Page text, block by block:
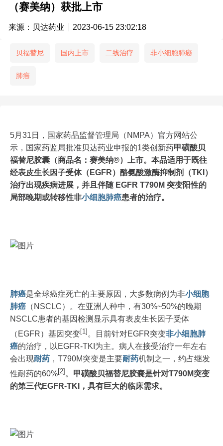
（赛美纳）获批上市
来源：贝达药业 2023-06-15 23:02:18
贝福替尼 国内上市 二线治疗 非小细胞肺癌
肺癌
5月31日，国家药品监督管理局（NMPA）官方网站公
示，国家药监局批准贝达药业申报的1类创新药甲磺酸贝
福替尼胶囊（商品名：赛美纳®）上市。 本品适用于既往
经表皮生长因子受体（EGFR）酪氨酸激酶抑制剂（TKI）
治疗出现疾病进展，并且伴随 EGFR T790M 突变阳性的
局部晚期或转移性非小细胞肺癌患者的治疗。
肺癌是全球癌症死亡的主要原因，大多数病例为非小细胞
肺癌 （NSCLC）。在亚洲人种中，有30%~50%的晚期
NSCLC患者的基因检测显示具有表皮生长因子受体
（EGFR）基因突变[1] 。目前针对EGFR突变非小细胞肺
癌的治疗，以EGFR-TKI为主。病人在接受治疗一年左右
会出现耐药 ，T790M突变是主要耐药机制之一，约占继发
性耐药的60%[2] 。 甲磺酸贝福替尼胶嚢是针对T790M突变
的第三代EGFR-TKI，具有巨大的临床需求。